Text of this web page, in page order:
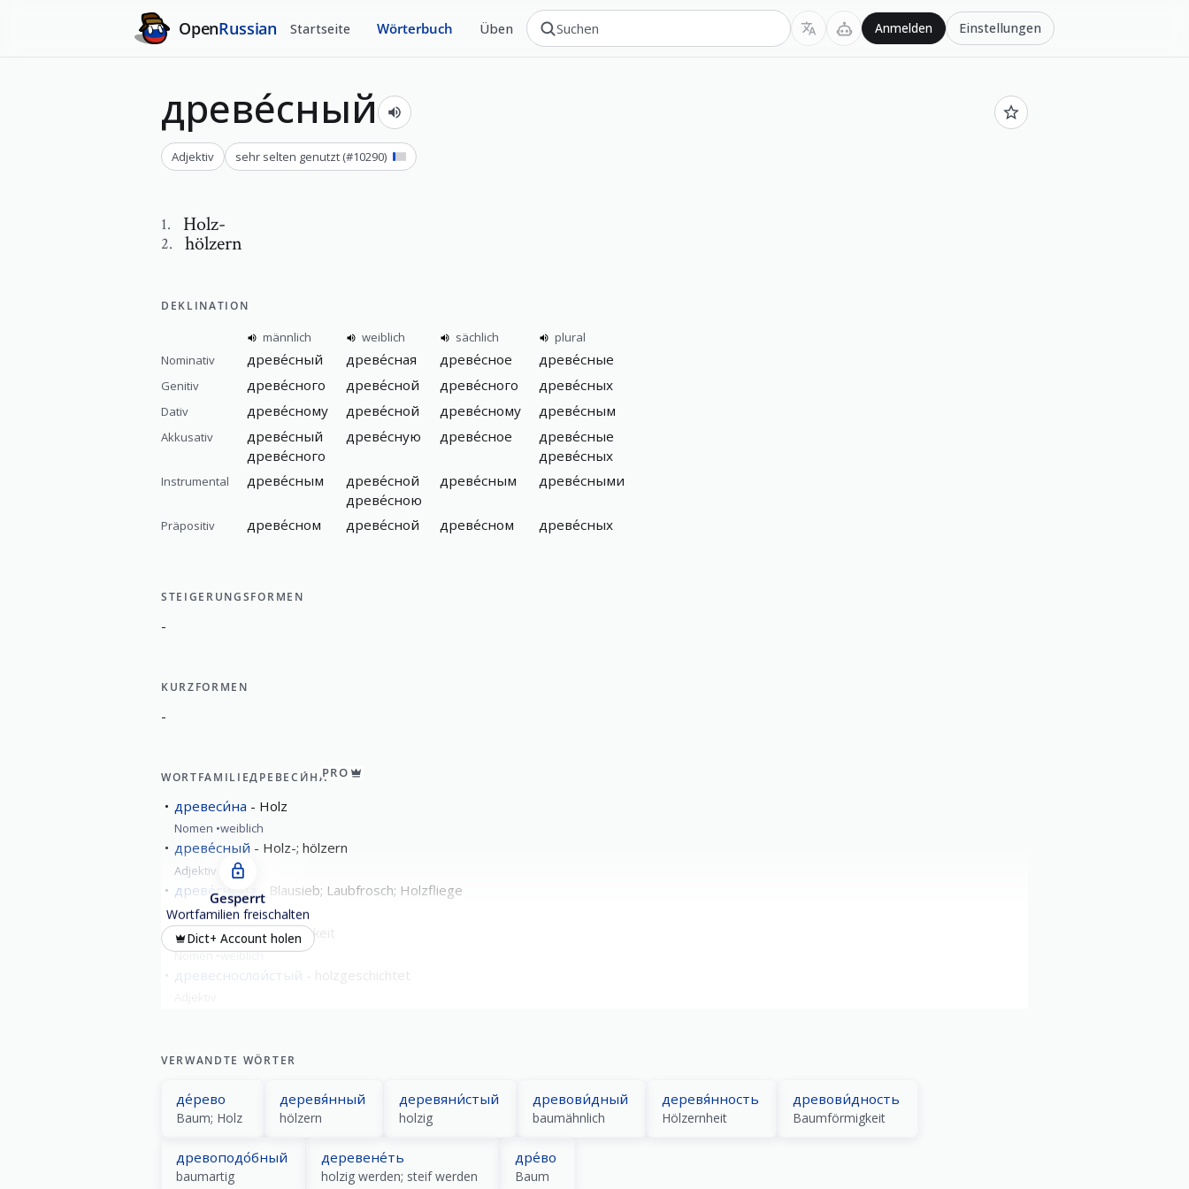
OpenRussian Startseite Wörterbuch Üben Anmelden Einstellungen
древе́сный
Adjektiv sehr selten genutzt (#10290)
1. Holz-
2. hölzern
DEKLINATION
männlich weiblich sächlich
plural
Nominativ
древе́сный древе́сная древе́сное древе́сные
Genitiv древе́сного древе́сной древе́сного древе́сных
Dativ древе́сному древе́сной древе́сному древе́сным
Akkusativ
древе́сный
древе́сного
древе́сную древе́сное
древе́сные
древе́сных
Instrumental древе́сным
древе́сной
древе́сною
древе́сным древе́сными
Präpositiv древе́сном древе́сной древе́сном древе́сных
STEIGERUNGSFORMEN
-
KURZFORMEN
-
WORTFAMILIEДРЕВЕСИ́НАPRO
древеси́на Holz
Nomen weiblich
древе́сный Holz-; hölzern
Adjektiv
древе́сница Blausieb; Laubfrosch; Holzfliege
Nomen weiblich
древе́сность Holzigkeit
Nomen weiblich
древеснослои́стый
Gesperrt
Wortfamilien freischalten
Dict+ Account holen
VERWANDTE WÖRTER
де́рево
Baum; Holz
деревя́нный
hölzern
деревяни́стый
holzig
древови́дный
baumähnlich
деревя́нность
Hölzernheit
древови́дность
Baumförmigkeit
древоподо́бный
baumartig
деревене́ть
holzig werden; steif werden
дре́во
Baum